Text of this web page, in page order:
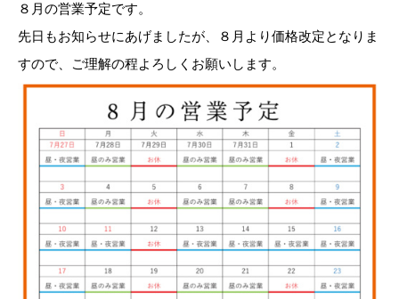
８月の営業予定です。
先日もお知らせにあげましたが、８月より価格改定となりま
すので、ご理解の程よろしくお願いします。